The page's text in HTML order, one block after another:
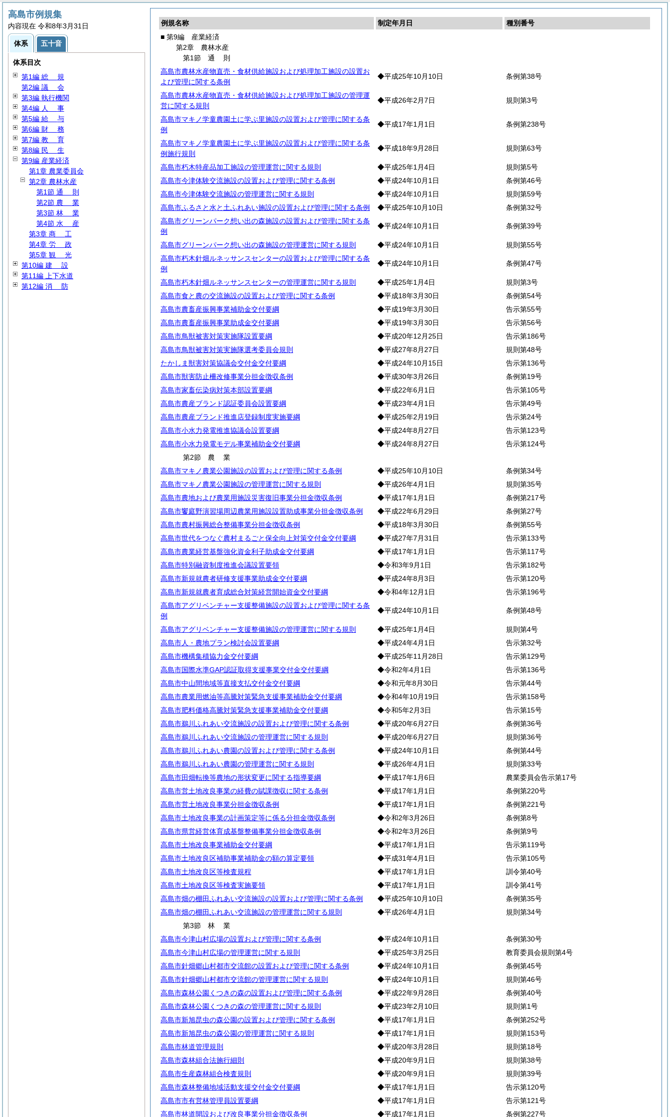
例規名称 制定年月日
種別番号
■ 第9編 産業経済
第2章 農林水産
第1節 通 則
高島市農林水産物直売・食材供給施設および処理加工施設の設置お
よび管理に関する条例
◆平成25年10月10日 条例第38号
高島市農林水産物直売・食材供給施設および処理加工施設の管理運
営に関する規則
◆平成26年2月7日 規則第3号
高島市マキノ学童農園土に学ぶ里施設の設置および管理に関する条
例
◆平成17年1月1日 条例第238号
高島市マキノ学童農園土に学ぶ里施設の設置および管理に関する条
例施行規則
◆平成18年9月28日 規則第63号
高島市朽木特産品加工施設の管理運営に関する規則 ◆平成25年1月4日
規則第5号
高島市今津体験交流施設の設置および管理に関する条例
◆平成24年10月1日
条例第46号
高島市今津体験交流施設の管理運営に関する規則
◆平成24年10月1日
規則第59号
高島市ふるさと水と土ふれあい施設の設置および管理に関する条例
◆平成25年10月10日
条例第32号
高島市グリーンパーク想い出の森施設の設置および管理に関する条
例
◆平成24年10月1日 条例第39号
高島市グリーンパーク想い出の森施設の管理運営に関する規則 ◆平成24年10月1日
規則第55号
高島市朽木針畑ルネッサンスセンターの設置および管理に関する条
例
◆平成24年10月1日 条例第47号
高島市朽木針畑ルネッサンスセンターの管理運営に関する規則 ◆平成25年1月4日
規則第3号
高島市食と農の交流施設の設置および管理に関する条例
◆平成18年3月30日
条例第54号
高島市農畜産振興事業補助金交付要綱
◆平成19年3月30日
告示第55号
高島市農畜産振興事業助成金交付要綱
◆平成19年3月30日
告示第56号
高島市鳥獣被害対策実施隊設置要綱
◆平成20年12月25日
告示第186号
高島市鳥獣被害対策実施隊選考委員会規則
◆平成27年8月27日
規則第48号
たかしま獣害対策協議会交付金交付要綱
◆平成24年10月15日
告示第136号
高島市獣害防止柵改修事業分担金徴収条例
◆平成30年3月26日
条例第19号
高島市家畜伝染病対策本部設置要綱
◆平成22年6月1日
告示第105号
高島市農産ブランド認証委員会設置要綱
◆平成23年4月1日
告示第49号
高島市農産ブランド推進店登録制度実施要綱
◆平成25年2月19日
告示第24号
高島市小水力発電推進協議会設置要綱
◆平成24年8月27日
告示第123号
高島市小水力発電モデル事業補助金交付要綱
◆平成24年8月27日
告示第124号
第2節 農業
高島市マキノ農業公園施設の設置および管理に関する条例
◆平成25年10月10日
条例第34号
高島市マキノ農業公園施設の管理運営に関する規則
◆平成26年4月1日
規則第35号
高島市農地および農業用施設災害復旧事業分担金徴収条例
◆平成17年1月1日
条例第217号
高島市饗庭野演習場周辺農業用施設設置助成事業分担金徴収条例
◆平成22年6月29日
条例第27号
高島市農村振興総合整備事業分担金徴収条例
◆平成18年3月30日
条例第55号
高島市世代をつなぐ農村まるごと保全向上対策交付金交付要綱
◆平成27年7月31日
告示第133号
高島市農業経営基盤強化資金利子助成金交付要綱
◆平成17年1月1日
告示第117号
高島市特別融資制度推進会議設置要領
◆令和3年9月1日
告示第182号
高島市新規就農者研修支援事業助成金交付要綱
◆平成24年8月3日
告示第120号
高島市新規就農者育成総合対策経営開始資金交付要綱
◆令和4年12月1日
告示第196号
高島市アグリベンチャー支援整備施設の設置および管理に関する条
例
◆平成24年10月1日 条例第48号
高島市アグリベンチャー支援整備施設の管理運営に関する規則 ◆平成25年1月4日
規則第4号
高島市人・農地プラン検討会設置要綱
◆平成24年4月1日
告示第32号
高島市機構集積協力金交付要綱
◆平成25年11月28日
告示第129号
高島市国際水準GAP認証取得支援事業交付金交付要綱
◆令和2年4月1日
告示第136号
高島市中山間地域等直接支払交付金交付要綱
◆令和元年8月30日
告示第44号
高島市農業用燃油等高騰対策緊急支援事業補助金交付要綱
◆令和4年10月19日
告示第158号
高島市肥料価格高騰対策緊急支援事業補助金交付要綱
◆令和5年2月3日
告示第15号
高島市鵜川ふれあい交流施設の設置および管理に関する条例
◆平成20年6月27日
条例第36号
高島市鵜川ふれあい交流施設の管理運営に関する規則
◆平成20年6月27日
規則第36号
高島市鵜川ふれあい農園の設置および管理に関する条例
◆平成24年10月1日
条例第44号
高島市鵜川ふれあい農園の管理運営に関する規則
◆平成26年4月1日
規則第33号
高島市田畑転換等農地の形状変更に関する指導要綱
◆平成17年1月6日
農業委員会告示第17号
高島市営土地改良事業の経費の賦課徴収に関する条例
◆平成17年1月1日
条例第220号
高島市営土地改良事業分担金徴収条例
◆平成17年1月1日
条例第221号
高島市土地改良事業の計画策定等に係る分担金徴収条例
◆令和2年3月26日
条例第8号
高島市県営経営体育成基盤整備事業分担金徴収条例
◆令和2年3月26日
条例第9号
高島市土地改良事業補助金交付要綱
◆平成17年1月1日
告示第119号
高島市土地改良区補助事業補助金の額の算定要領
◆平成31年4月1日
告示第105号
高島市土地改良区等検査規程
◆平成17年1月1日
訓令第40号
高島市土地改良区等検査実施要領
◆平成17年1月1日
訓令第41号
高島市畑の棚田ふれあい交流施設の設置および管理に関する条例
◆平成25年10月10日
条例第35号
高島市畑の棚田ふれあい交流施設の管理運営に関する規則
◆平成26年4月1日
規則第34号
第3節 林業
高島市今津山村広場の設置および管理に関する条例
◆平成24年10月1日
条例第30号
高島市今津山村広場の管理運営に関する規則
◆平成25年3月25日
教育委員会規則第4号
高島市針畑郷山村都市交流館の設置および管理に関する条例
◆平成24年10月1日
条例第45号
高島市針畑郷山村都市交流館の管理運営に関する規則
◆平成24年10月1日
規則第46号
高島市森林公園くつきの森の設置および管理に関する条例
◆平成22年9月28日
条例第40号
高島市森林公園くつきの森の管理運営に関する規則
◆平成23年2月10日
規則第1号
高島市新旭昆虫の森公園の設置および管理に関する条例
◆平成17年1月1日
条例第252号
高島市新旭昆虫の森公園の管理運営に関する規則
◆平成17年1月1日
規則第153号
高島市林道管理規則
◆平成20年3月28日
規則第18号
高島市森林組合法施行細則
◆平成20年9月1日
規則第38号
高島市生産森林組合検査規則
◆平成20年9月1日
規則第39号
高島市森林整備地域活動支援交付金交付要綱
◆平成17年1月1日
告示第120号
高島市市有営林管理員設置要綱
◆平成17年1月1日
告示第121号
高島市林道開設および改良事業分担金徴収条例
◆平成17年1月1日 条例第227号
高島市例規集
内容現在 令和8年3月31日
体系 五十音
体系目次
第1編 総 規
第2編 議 会
第3編 執行機関
第4編 人 事
第5編 給 与
第6編 財 務
第7編 教 育
第8編 民 生
第9編 産業経済
第1章 農業委員会
第2章 農林水産
第1節 通 則
第2節 農 業
第3節 林 業
第4節 水 産
第3章 商 工
第4章 労 政
第5章 観 光
第10編 建 設
第11編 上下水道
第12編 消 防